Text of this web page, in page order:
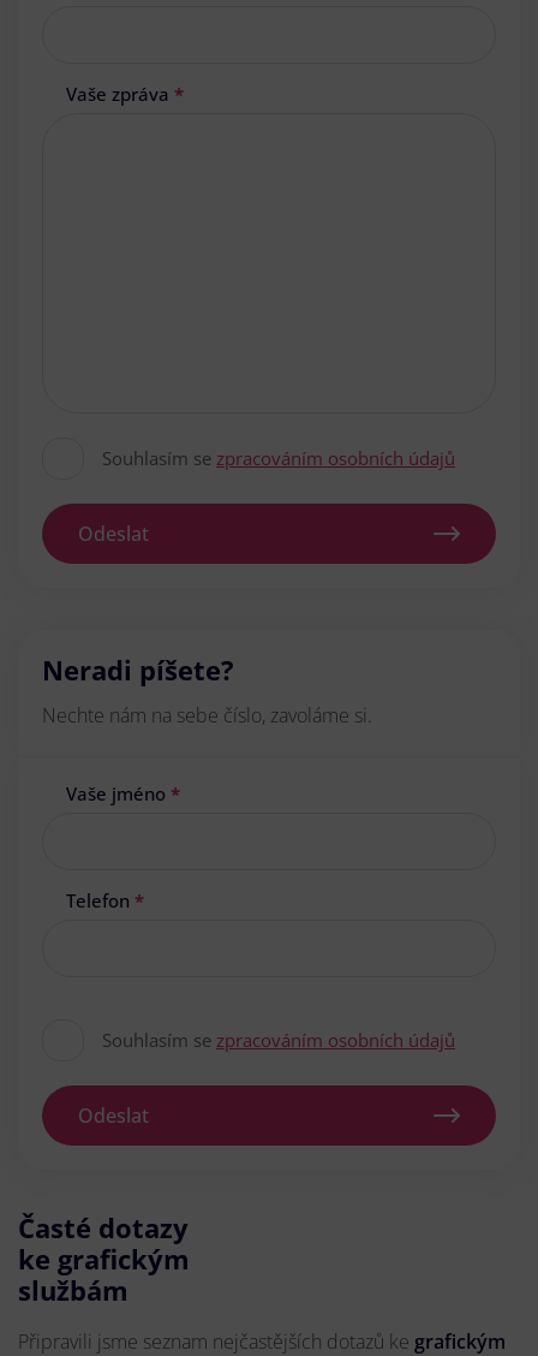
Vaše zpráva *
Souhlasím se zpracováním osobních údajů
Odeslat
Neradi píšete?
Nechte nám na sebe číslo, zavoláme si.
Vaše jméno *
Telefon *
Souhlasím se zpracováním osobních údajů
Odeslat
Časté dotazy
ke grafickým
službám
Připravili jsme seznam nejčastějších dotazů ke grafickým